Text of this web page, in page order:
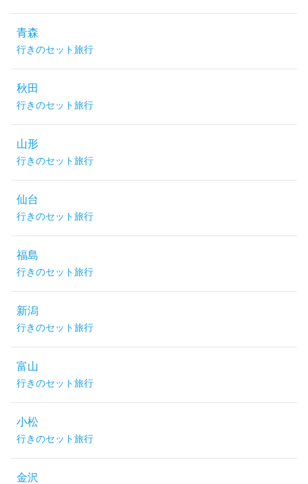
青森
行きのセット旅行
秋田
行きのセット旅行
山形
行きのセット旅行
仙台
行きのセット旅行
福島
行きのセット旅行
新潟
行きのセット旅行
富山
行きのセット旅行
小松
行きのセット旅行
金沢